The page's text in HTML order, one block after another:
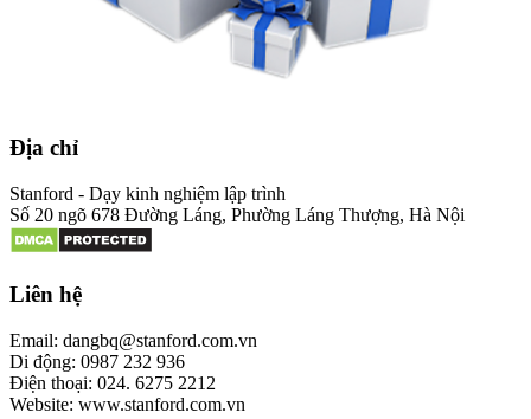
Địa chỉ
Stanford - Dạy kinh nghiệm lập trình
Số 20 ngõ 678 Đường Láng, Phường Láng Thượng, Hà Nội
Liên hệ
Email: dangbq@stanford.com.vn
Di động: 0987 232 936
Điện thoại: 024. 6275 2212
Website: www.stanford.com.vn